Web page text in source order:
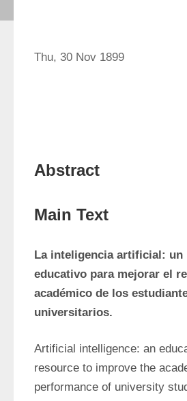
Thu, 30 Nov 1899
Abstract
Main Text
La inteligencia artificial: un
educativo para mejorar el
académico de los
universitarios.
Artificial intelligence: an
resource to improve the
performance of university